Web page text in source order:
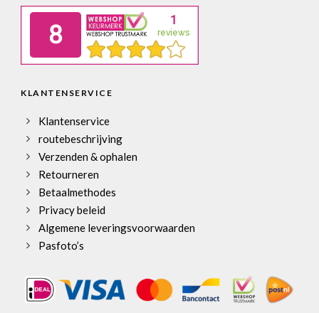
KLANTENSERVICE
Klantenservice
routebeschrijving
Verzenden & ophalen
Retourneren
Betaalmethodes
Privacy beleid
Algemene leveringsvoorwaarden
Pasfoto’s